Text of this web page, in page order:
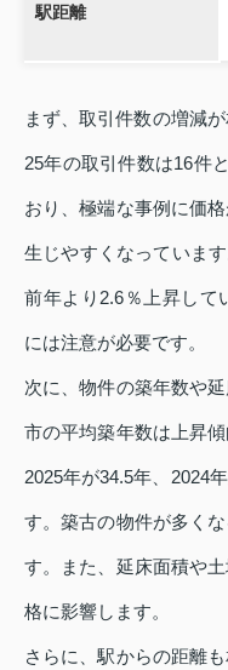
駅距離
まず、取引件数の増減
25年の取引件数は16件
おり、極端な事例に価
生じやすくなっていま
前年より2.6％上昇して
には注意が必要です。
次に、物件の築年数や
市の平均築年数は上昇
2025年が34.5年、2024
す。築古の物件が多く
す。また、延床面積や
格に影響します。
さらに、駅からの距離